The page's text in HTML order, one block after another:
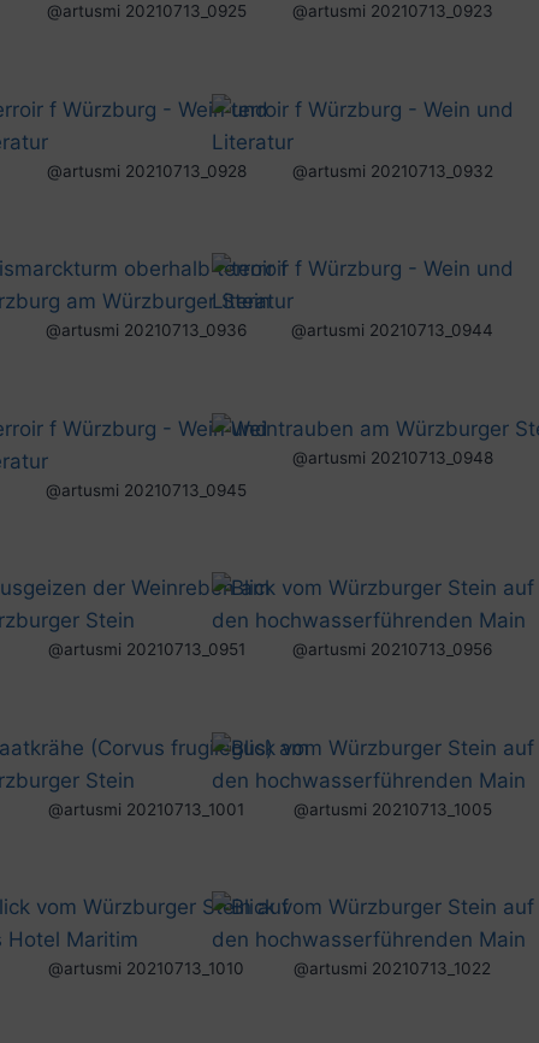
@artusmi 20210713_0925 @artusmi 20210713_0923
@artusmi 20210713_0928 @artusmi 20210713_0932
@artusmi 20210713_0936 @artusmi 20210713_0944
@artusmi 20210713_0945
@artusmi 20210713_0948
@artusmi 20210713_0951 @artusmi 20210713_0956
@artusmi 20210713_1001 @artusmi 20210713_1005
@artusmi 20210713_1010 @artusmi 20210713_1022